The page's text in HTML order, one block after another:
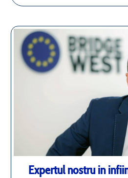
Expertul nostru in